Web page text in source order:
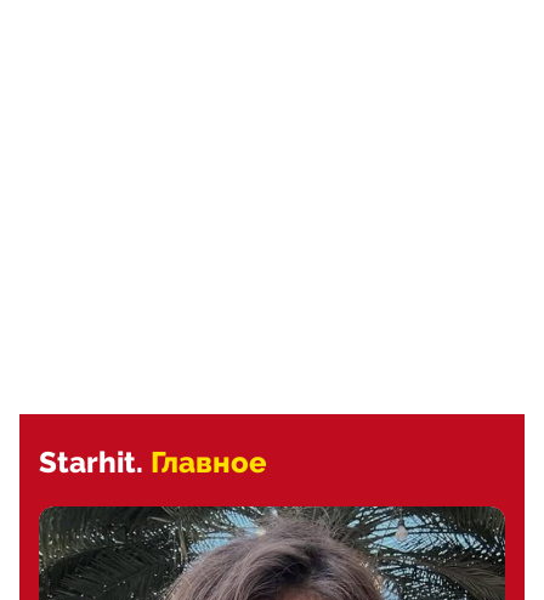
Starhit. Главное